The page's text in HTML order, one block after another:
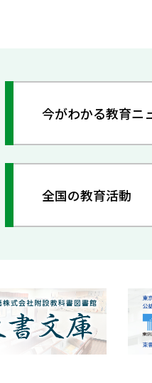
今がわかる教育ニ
全国の教育活動